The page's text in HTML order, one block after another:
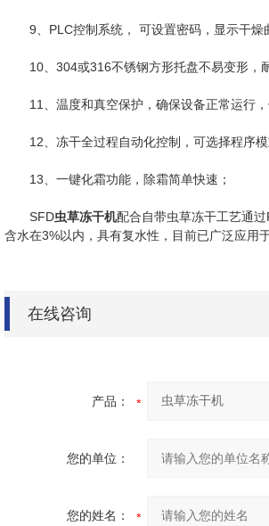
9、PLC控制系统， 可设置密码，显示干燥
10、304或316不锈钢方形托盘不易变形，耐
11、温度和真空保护，确保设备正常运行，
12、冻干全过程自动化控制，可选择程序模
13、一键化霜功能，除霜简单快速；
SFD虫草冻干机配合自带虫草冻干工艺通
含水在3%以内，具有复水性，目前已广泛应用
在线咨询
产品：
您的单位：
您的姓名：